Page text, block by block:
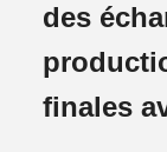
des
finales